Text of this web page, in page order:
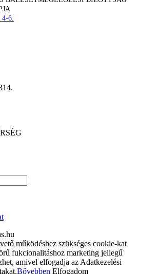
4-6.
működéshez szükséges cookie-kat
fukcionalitáshoz marketing jellegű
amivel elfogadja az Adatkezelési
Bővebben Elfogadom